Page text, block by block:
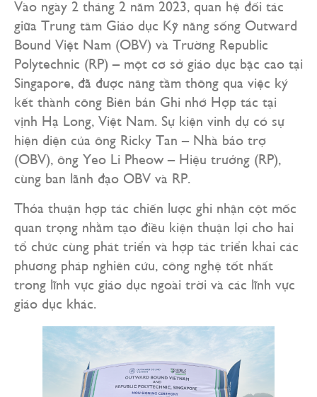
Vào ngày 2 tháng 2 năm 2023, quan hệ đối tác
giữa Trung tâm Giáo dục Kỹ năng sống Outward
Bound Việt Nam (OBV) và Trường Republic
Polytechnic (RP) – một cơ sở giáo dục bậc cao tại
Singapore, đã được nâng tầm thông qua việc ký
kết thành công Biên bản Ghi nhớ Hợp tác tại
vịnh Hạ Long, Việt Nam. Sự kiện vinh dự có sự
hiện diện của ông Ricky Tan – Nhà bảo trợ
(OBV), ông Yeo Li Pheow – Hiệu trưởng (RP),
cùng ban lãnh đạo OBV và RP.
Thỏa thuận hợp tác chiến lược ghi nhận cột mốc
quan trọng nhằm tạo điều kiện thuận lợi cho hai
tổ chức cùng phát triển và hợp tác triển khai các
phương pháp nghiên cứu, công nghệ tốt nhất
trong lĩnh vực giáo dục ngoài trời và các lĩnh vực
giáo dục khác.